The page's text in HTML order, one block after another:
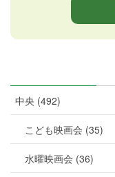
中央 (492)
こども映画会 (35)
水曜映画会 (36)